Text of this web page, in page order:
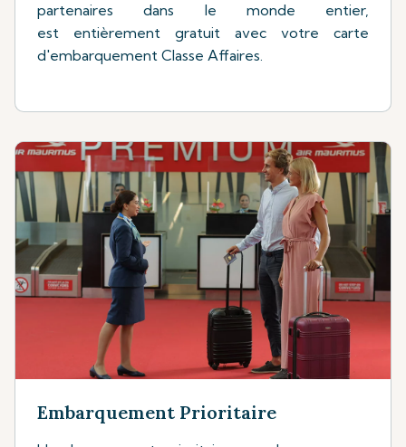
partenaires dans le monde entier,
est entièrement gratuit avec votre carte
d'embarquement Classe Affaires.
Embarquement Prioritaire